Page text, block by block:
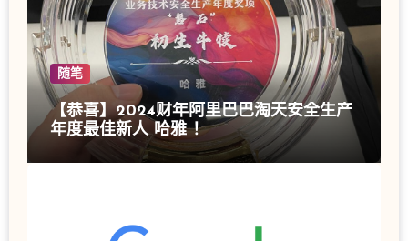
随笔
【恭喜】2024财年阿里巴巴淘天安全生产
年度最佳新人 哈雅 ！